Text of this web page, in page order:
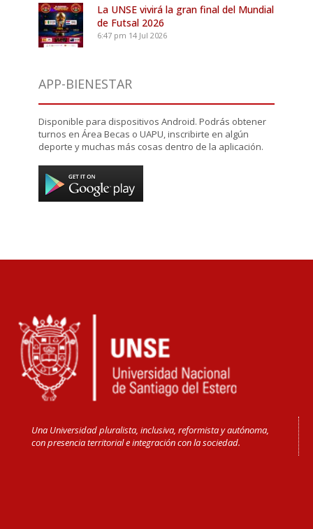
La UNSE vivirá la gran final del Mundial
de Futsal 2026
6:47 pm 14 Jul 2026
APP-BIENESTAR
Disponible para dispositivos Android. Podrás obtener
turnos en Área Becas o UAPU, inscribirte en algún
deporte y muchas más cosas dentro de la aplicación.
Una Universidad pluralista, inclusiva, reformista y autónoma,
con presencia territorial e integración con la sociedad.